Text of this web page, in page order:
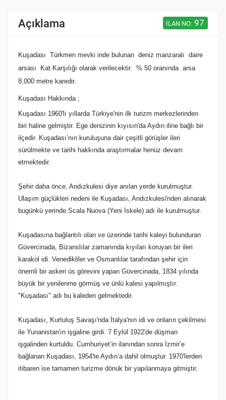
Açıklama İLAN NO: 97
Kuşadası Türkmen mevki inde bulunan deniz manzaralı daire
arsası Kat Karşılığı olarak verilecektir. % 50 oranında arsa
8,000 metre karedir.
Kuşadası Hakkında ;
Kuşadası 1960'lı yıllarda Türkiye'nin ilk turizm merkezlerinden
biri haline gelmiştir. Ege denizinin kıyısın'da Aydın iline bağlı bir
ilçedir. Kuşadası’nın kuruluşuna dair çeşitli görüşler ileri
sürülmekte ve tarihi hakkında araştırmalar henüz devam
etmektedir.
Şehir daha önce, Andızkulesi diye anılan yerde kurulmuştur.
Ulaşım güçlükleri nedeni ile Kuşadası, Andızkulesi'nden alınarak
bugünkü yerinde Scala Nuova (Yeni İskele) adı ile kurulmuştur.
Kuşadasına bağlantılı olan ve üzerinde tarihi kaleyi bulunduran
Güvercinada, Bizanslılar zamanında kıyıları koruyan bir ileri
karakol idi. Venedikliler ve Osmanlılar tarafından şehir için
önemli bir askeri üs görevini yapan Güvercinada, 1834 yılında
büyük bir yenilenme görmüş ve ünlü kalesi yapılmıştır.
"Kuşadası" adı bu kaleden gelmektedir.
Kuşadası, Kurtuluş Savaşı'nda İtalya'nın idi ve onların çekilmesi
ile Yunanistan'ın işgaline girdi. 7 Eylül 1922'de düşman
işgalinden kurtuldu. Cumhuriyet’in ilanından sonra İzmir’e
bağlanan Kuşadası, 1954'te Aydın’a dahil olmuştur. 1970'lerden
itibaren ise tamamen turizme dönük bir yapılanmaya gitmiştir.